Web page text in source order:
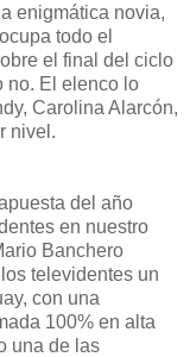
enigmática novia,
todo el
el final del ciclo
no. El elenco lo
Carolina Alarcón,
nivel.
del año
en nuestro
Banchero
televidentes un
con una
100% en alta
una de las